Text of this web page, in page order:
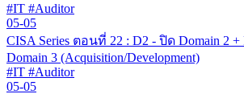
#IT #Auditor
05-05
CISA Series ตอนที่ 22 : D2 - ปิด Domain 2 +
Domain 3 (Acquisition/Development)
#IT #Auditor
05-05